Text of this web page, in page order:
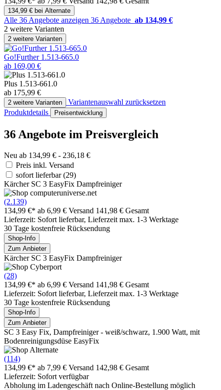
134,99 € bei Alternate
Alle 36 Angebote anzeigen 36 Angebote ab 134,99 €
2 weitere Varianten
2 weitere Varianten
Go!Further 1.513-665.0
ab 169,00 €
Plus 1.513-661.0
ab 175,99 €
2 weitere Varianten
Variantenauswahl zurücksetzen
Produktdetails
Preisentwicklung
36 Angebote im Preisvergleich
Neu ab 134,99 € - 236,18 €
Preis inkl. Versand
sofort lieferbar(29)
Kärcher SC 3 EasyFix Dampfreiniger
(2.139)
134,99 €* ab 6,99 € Versand 141,98 € Gesamt
Lieferzeit: Sofort lieferbar, Lieferzeit max. 1-3 Werktage
30 Tage kostenfreie Rücksendung
Shop-Info
Zum Anbieter
Kärcher SC 3 EasyFix Dampfreiniger
(28)
134,99 €* ab 6,99 € Versand 141,98 € Gesamt
Lieferzeit: Sofort lieferbar, Lieferzeit max. 1-3 Werktage
30 Tage kostenfreie Rücksendung
Shop-Info
Zum Anbieter
SC 3 Easy Fix, Dampfreiniger - weiß/schwarz, 1.900 Watt, mit
Bodenreinigungsdüse EasyFix
(114)
134,99 €* ab 7,99 € Versand 142,98 € Gesamt
Lieferzeit: Sofort verfügbar
Abholung im Ladengeschäft nach Online-Bestellung möglich